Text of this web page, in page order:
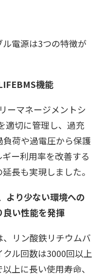
ル電源は3つの特徴が
機能
ーマネージメントシ
適切に管理し、過充
荷や過電圧から保護
ー利用率を改善する
長も実現しました｡
より少ない環境への
い性能を発揮
リン酸鉄リチウムバ
ル回数は3000回以上
上に長い使用寿命、